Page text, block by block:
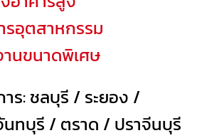
รอุตสาหกรรม
นขนาดพิเศษ
ร: ชลบุรี / ระยอง /
นทบุรี / ตราด / ปราจีนบุรี